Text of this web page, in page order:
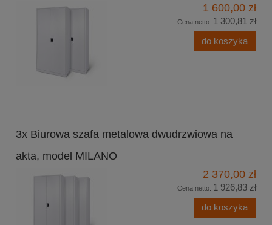
1 600,00 zł
Cena netto: 1 300,81 zł
do koszyka
3x Biurowa szafa metalowa dwudrzwiowa na
akta, model MILANO
2 370,00 zł
Cena netto: 1 926,83 zł
do koszyka